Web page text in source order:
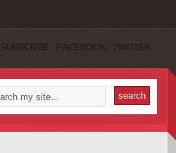
SUBSCRIBE FACEBOOK TWITTER